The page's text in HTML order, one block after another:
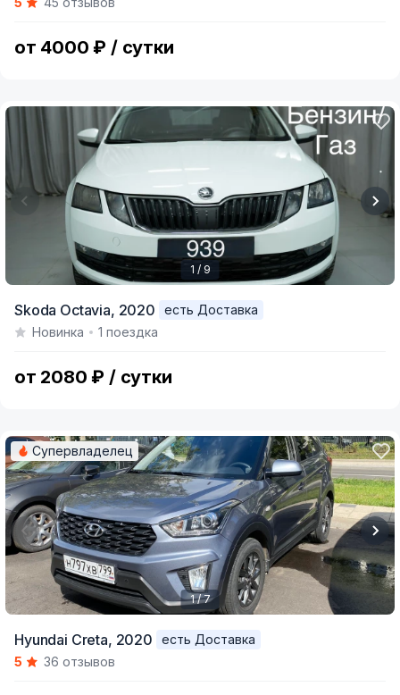
of
от 4000 ₽ / сутки
of
1 / 9
Skoda Octavia, 2020
есть Доставка
Новинка
1 поездка
от 2080 ₽ / сутки
of
Супервладелец
1 / 7
Hyundai Creta, 2020
есть Доставка
5
36 отзывов